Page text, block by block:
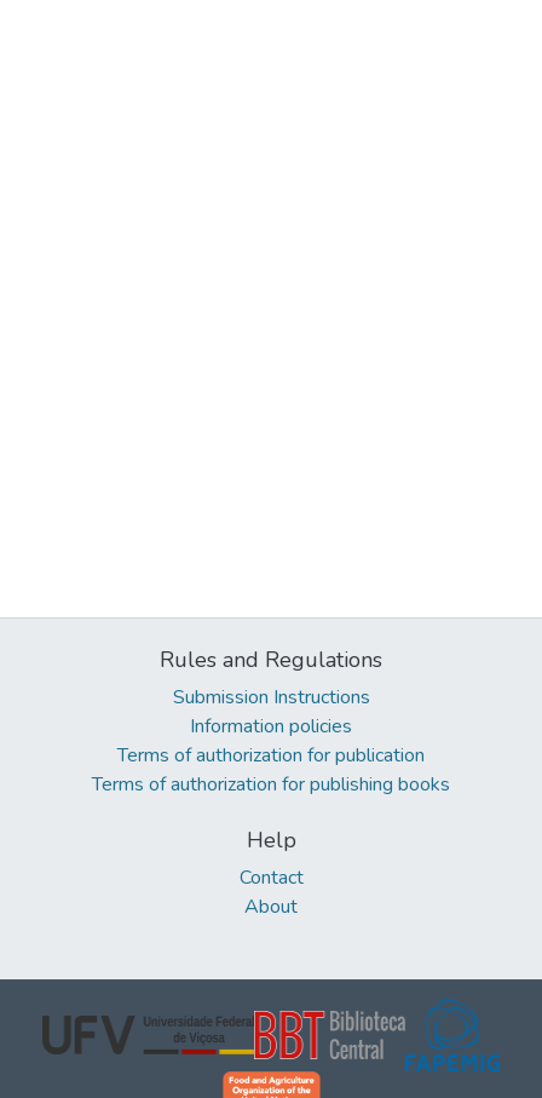
Rules and Regulations
Submission Instructions
Information policies
Terms of authorization for publication
Terms of authorization for publishing books
Help
Contact
About